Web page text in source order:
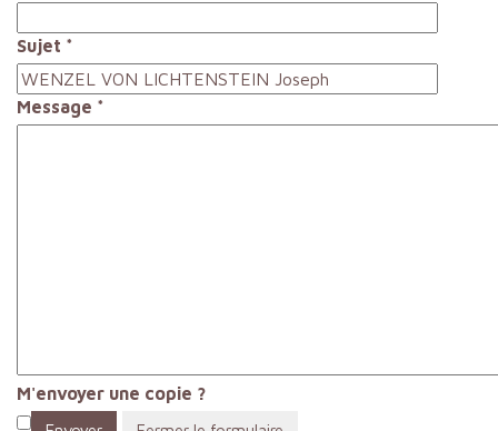
Sujet *
Message *
M'envoyer une copie ?